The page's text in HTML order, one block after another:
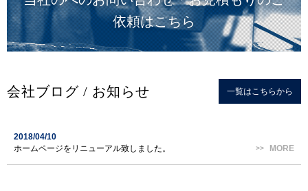
依頼はこちら
会社ブログ / お知らせ 一覧はこちらから
2018/04/10
ホームページをリニューアル致しました。
MORE